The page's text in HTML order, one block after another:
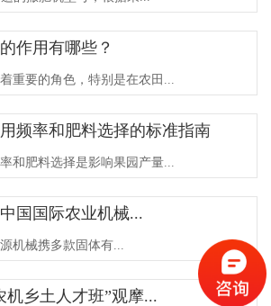
作用有哪些？
重要的角色，特别是在农田...
频率和肥料选择的标准指南
和肥料选择是影响果园产量...
国国际农业机械...
机械携多款固体有...
机乡土人才班”观摩...